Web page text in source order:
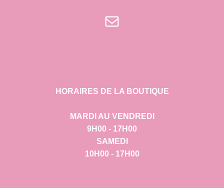
E-mail
HORAIRES DE LA BOUTIQUE
MARDI AU VENDREDI
9H00 - 17H00
SAMEDI
10H00 - 17H00